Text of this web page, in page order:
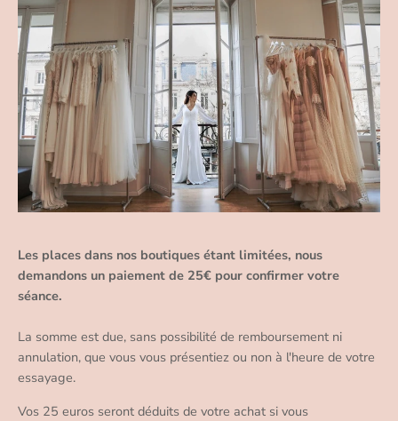
Les places dans nos boutiques étant limitées, nous
demandons un paiement de 25€ pour confirmer votre
séance.
La somme est due, sans possibilité de remboursement ni
annulation, que vous vous présentiez ou non à l'heure de votre
essayage.
Vos 25 euros seront déduits de votre achat si vous